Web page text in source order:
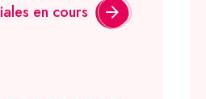
en cours